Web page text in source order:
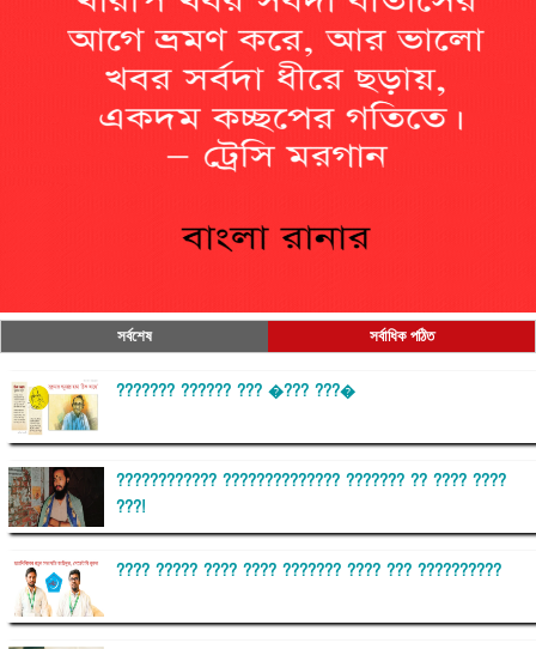
সর্বশেষ সর্বাধিক পঠিত
??????? ?????? ??? �??? ???�
???????????? ?????????????? ??????? ?? ???? ????
???!
???? ????? ???? ???? ??????? ???? ??? ??????????